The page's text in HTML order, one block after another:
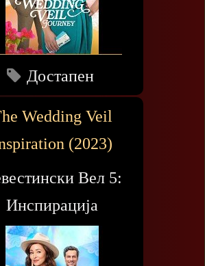
Достапен
Wedding Veil
(2023)
Вел 5:
Инспирација